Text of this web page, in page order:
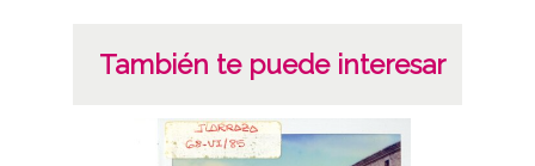
También te puede interesar